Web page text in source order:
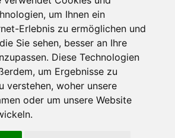
um Ihnen ein
Erlebnis zu ermöglichen und
Sie sehen, besser an Ihre
Diese Technologien
um Ergebnisse zu
verstehen, woher unsere
oder um unsere Website
mit dem Jaguar Type 01